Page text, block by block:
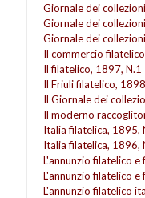
Giornale dei
Giornale dei
Giornale dei
Il commercio
Il filatelico, 1897, N.1
Il Friuli filatelico,
Il Giornale dei
Il moderno
Italia filatelica, 1895,
Italia filatelica, 1896,
L'annunzio filatelico
L'annunzio filatelico
L'annunzio filatelico